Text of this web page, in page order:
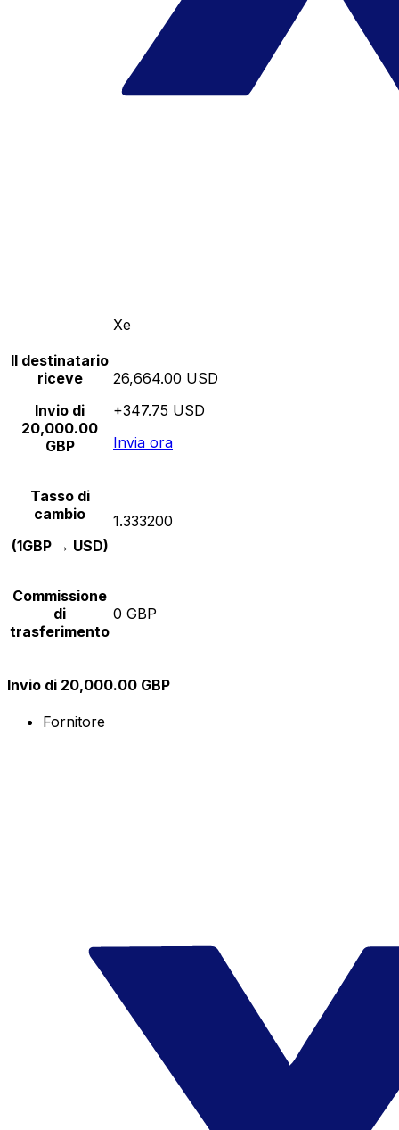
Xe
Il destinatario
riceve
Invio di
20,000.00
GBP
26,664.00 USD
+347.75 USD
Invia ora
Tasso di
cambio
(1GBP → USD)
1.333200
Commissione
di
trasferimento
0 GBP
Invio di 20,000.00 GBP
Fornitore